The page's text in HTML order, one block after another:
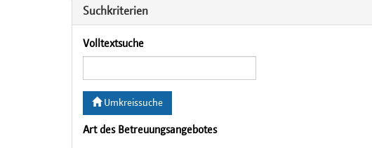
Suchkriterien
Volltextsuche
Umkreissuche
Art des Betreuungsangebotes